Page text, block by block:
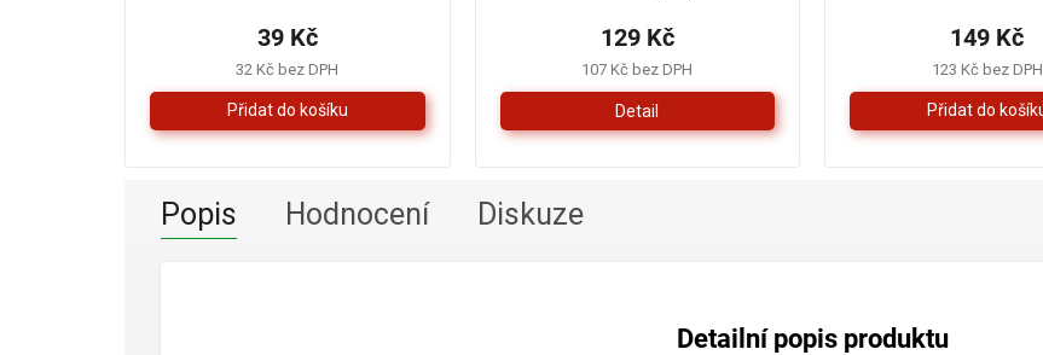
z
hvězdiček.
32 Kč bez DPH
39 Kč
107 Kč bez DPH
129 Kč
Detail
z
hvězdiček.
123 Kč bez DPH
149 Kč
Popis Hodnocení Diskuze
Detailní popis produktu